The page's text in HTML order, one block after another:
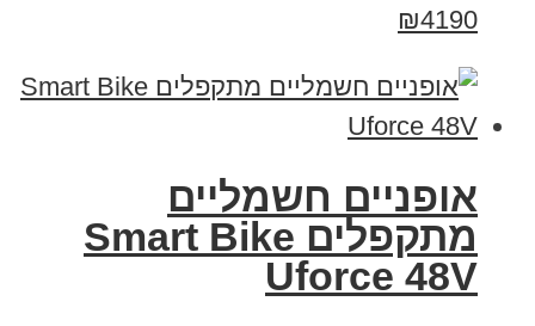
₪4190
אופניים חשמליים
מתקפלים Smart Bike
Uforce 48V